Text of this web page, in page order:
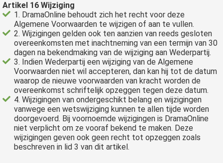
Artikel 16 Wijziging
1. DramaOnline behoudt zich het recht voor deze
Algemene Voorwaarden te wijzigen of aan te vullen.
2. Wijzigingen gelden ook ten aanzien van reeds gesloten
overeenkomsten met inachtneming van een termijn van 30
dagen na bekendmaking van de wijziging aan Wederpartij.
3. Indien Wederpartij een wijziging van de Algemene
Voorwaarden niet wil accepteren, dan kan hij tot de datum
waarop de nieuwe voorwaarden van kracht worden de
overeenkomst schriftelijk opzeggen tegen deze datum.
4. Wijzigingen van ondergeschikt belang en wijzigingen
vanwege een wetswijziging kunnen te allen tijde worden
doorgevoerd. Bij voornoemde wijzigingen is DramaOnline
niet verplicht om ze vooraf bekend te maken. Deze
wijzigingen geven ook geen recht tot opzeggen zoals
beschreven in lid 3 van dit artikel.